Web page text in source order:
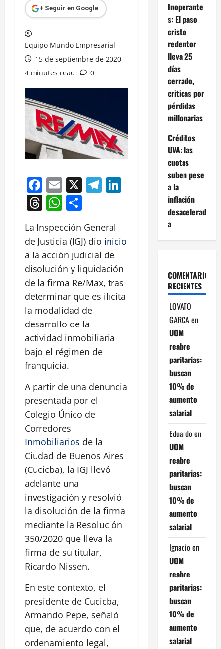
+ Seguir en Google
Equipo Mundo Empresarial
15 de septiembre de 2020
4 minutes read
0
Facebook
Email
X Telegram
LinkedIn
Threads
WhatsApp
La Inspección General
de Justicia (IGJ) dio inicio
a la acción judicial de
disolución y liquidación
de la firma Re/Max, tras
determinar que es ilícita
la modalidad de
desarrollo de la
actividad inmobiliaria
bajo el régimen de
franquicia.
A partir de una denuncia
presentada por el
Colegio Único de
Corredores
Inmobiliarios de la
Ciudad de Buenos Aires
(Cucicba), la IGJ llevó
adelante una
investigación y resolvió
la disolución de la firma
mediante la Resolución
350/2020 que lleva la
firma de su titular,
Ricardo Nissen.
En este contexto, el
presidente de Cucicba,
Armando Pepe, señaló
que, de acuerdo con el
ordenamiento legal,
Inoperante
s: El paso
cristo
redentor
lleva 25
días
cerrado,
criticas por
pérdidas
millonarias
Créditos
UVA: las
cuotas
suben pese
a la
inflación
desacelerad
a
COMENTARIOS
RECIENTES
LOVATO
GARCAen
UOM
reabre
paritarias:
buscan
10% de
aumento
salarial
Eduardo en
UOM
reabre
paritarias:
buscan
10% de
aumento
salarial
Ignacio en
UOM
reabre
paritarias:
buscan
10% de
aumento
salarial